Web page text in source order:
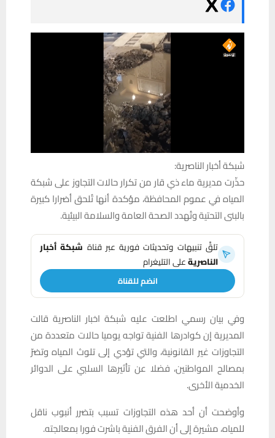
شبكة أخبار الناصرية:
حذّرت مديرية ماء ذي قار من تكرار حالات التجاوز على شبكة
المياه في عموم المحافظة، مؤكدة أنها تُلحق أضرارا كبيرة
بالبنى التحتية وتُهدد الصحة العامة والسلامة البيئية.
تلقَّ تنبيهات وتحديثات فورية عبر قناة شبكة أخبار
الناصريةعلى التليغرام
انضم للقناة
وفي بيان رسمي اطلعت عليه شبكة اخبار الناصرية قالت
المديرية إن كوادرها الفنية تواجه يوميا حالات متعددة من
التجاوزات غير القانونية، والتي تؤدي إلى تلوث المياه وتضرّ
بمصالح المواطنين، فضلا عن تأثيرها السلبي على الدوائر
الخدمية الأخرى.
وأوضحت أن أحد هذه التجاوزات تسبب بتضرر أنبوب ناقل
للمياه، مشيرة إلى أن الفرق الفنية باشرت فورا بمعالجته.